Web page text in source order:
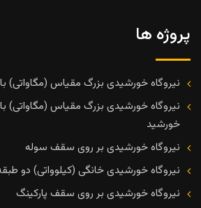
پروژه ها
نیروگاه خورشیدی بزرگ مقیاس (مگاواتی)
نیروگاه خورشیدی بزرگ مقیاس (مگاواتی)
خورشید
نیروگاه خورشیدی بر روی سقف سوله
نیروگاه خورشیدی خانگی (کیلوواتی) دو
نیروگاه خورشیدی بر روی سقف پارکینگ